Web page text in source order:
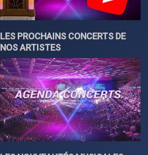
LES PROCHAINS CONCERTS DE
NOS ARTISTES